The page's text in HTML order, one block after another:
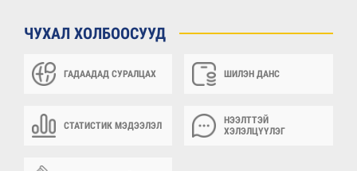
ЧУХАЛ ХОЛБООСУУД
ГАДААДАД СУРАЛЦАХ ШИЛЭН ДАНС
СТАТИСТИК МЭДЭЭЛЭЛ
НЭЭЛТТЭЙ
ХЭЛЭЛЦҮҮЛЭГ